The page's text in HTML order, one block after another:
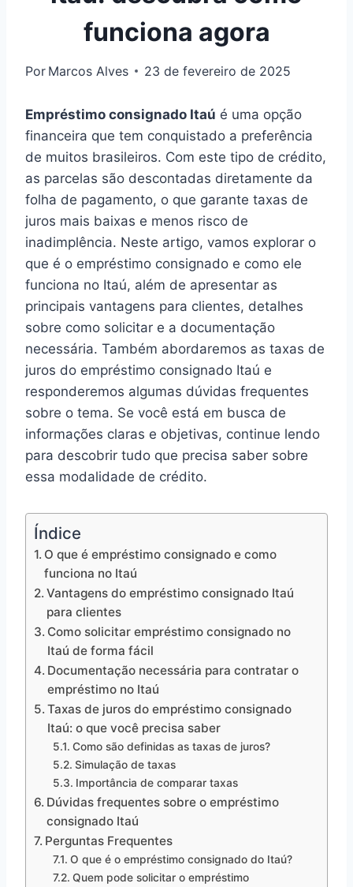
funciona agora
Por Marcos Alves 23 de fevereiro de 2025
Empréstimo consignado Itaú é uma opção
financeira que tem conquistado a preferência
de muitos brasileiros. Com este tipo de crédito,
as parcelas são descontadas diretamente da
folha de pagamento, o que garante taxas de
juros mais baixas e menos risco de
inadimplência. Neste artigo, vamos explorar o
que é o empréstimo consignado e como ele
funciona no Itaú, além de apresentar as
principais vantagens para clientes, detalhes
sobre como solicitar e a documentação
necessária. Também abordaremos as taxas de
juros do empréstimo consignado Itaú e
responderemos algumas dúvidas frequentes
sobre o tema. Se você está em busca de
informações claras e objetivas, continue lendo
para descobrir tudo que precisa saber sobre
essa modalidade de crédito.
Índice
O que é empréstimo consignado e como
funciona no Itaú
Vantagens do empréstimo consignado Itaú
para clientes
Como solicitar empréstimo consignado no
Itaú de forma fácil
Documentação necessária para contratar o
empréstimo no Itaú
Taxas de juros do empréstimo consignado
Itaú: o que você precisa saber
Como são definidas as taxas de juros?
Simulação de taxas
Importância de comparar taxas
Dúvidas frequentes sobre o empréstimo
consignado Itaú
Perguntas Frequentes
O que é o empréstimo consignado do Itaú?
Quem pode solicitar o empréstimo